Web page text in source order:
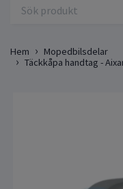
Hem
Mopedbilsdelar
Täckkåpa handtag -